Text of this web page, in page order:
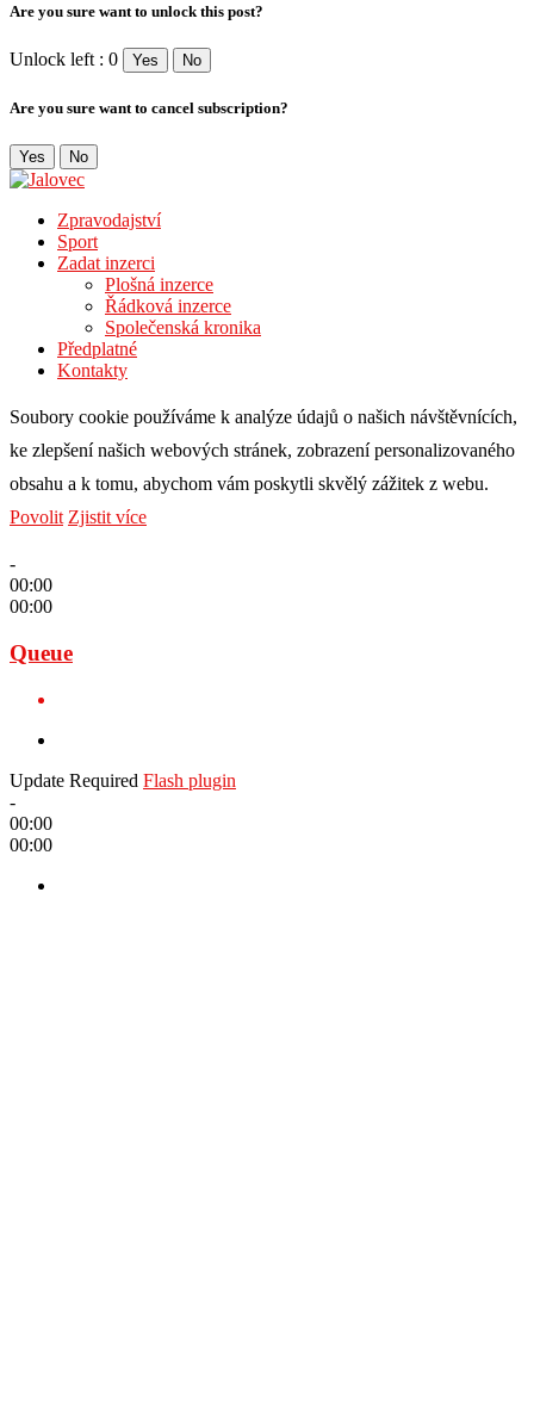
Are you sure want to unlock this post?
Unlock left : 0 Yes No
Are you sure want to cancel subscription?
Yes No
Zpravodajství
Sport
Zadat inzerci
Plošná inzerce
Řádková inzerce
Společenská kronika
Předplatné
Kontakty
Soubory cookie používáme k analýze údajů o našich návštěvnících,
ke zlepšení našich webových stránek, zobrazení personalizovaného
obsahu a k tomu, abychom vám poskytli skvělý zážitek z webu.
Povolit Zjistit více
-
00:00
00:00
Queue
Update Required Flash plugin
-
00:00
00:00